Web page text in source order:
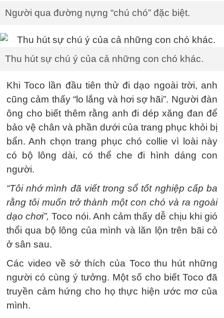
Người qua đường nựng “chú chó” đặc biệt.
Thu hút sự chú ý của cả những con chó khác.
Khi Toco lần đầu tiên thử đi dạo ngoài trời, anh
cũng cảm thấy “lo lắng và hơi sợ hãi”. Người đàn
ông cho biết thêm rằng anh đi dép xăng đan để
bảo vệ chân và phần dưới của trang phục khỏi bị
bẩn. Anh chọn trang phục chó collie vì loài này
có bộ lông dài, có thể che đi hình dáng con
người.
“Tôi nhớ mình đã viết trong sổ tốt nghiệp cấp ba
rằng tôi muốn trở thành một con chó và ra ngoài
dạo chơi”, Toco nói. Anh cảm thấy dễ chịu khi gió
thổi qua bộ lông của mình và lăn lộn trên bãi cỏ
ở sân sau.
Các video về sở thích của Toco thu hút những
người có cùng ý tưởng. Một số cho biết Toco đã
truyền cảm hứng cho họ thực hiện ước mơ của
mình.